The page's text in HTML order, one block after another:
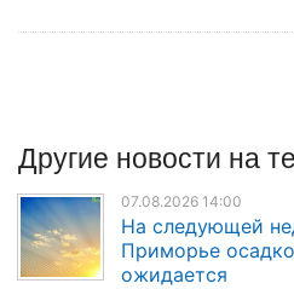
Другие новости на
07.08.2026 14:00
На следующей
Приморье
ожидается